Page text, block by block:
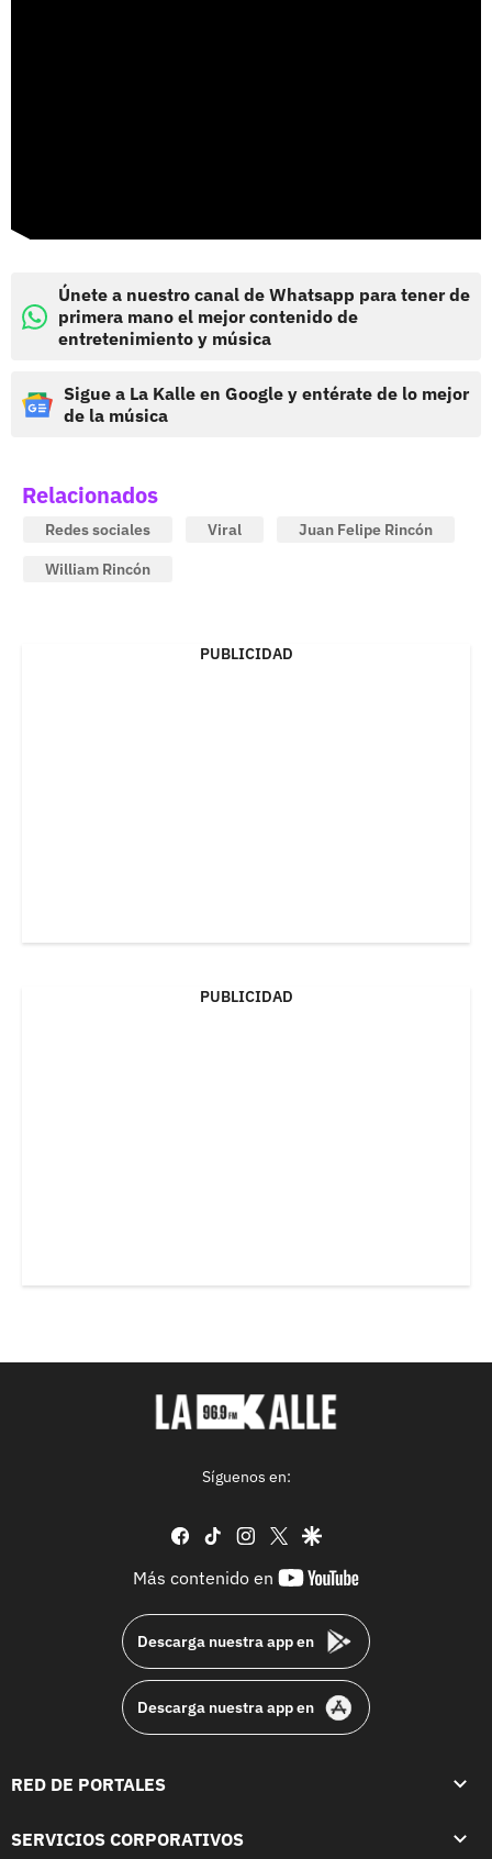
Únete a nuestro canal de Whatsapp para tener de
primera mano el mejor contenido de
entretenimiento y música
Sigue a La Kalle en Google y entérate de lo mejor
de la música
Relacionados
Redes sociales Viral
Juan Felipe Rincón
William Rincón
PUBLICIDAD
PUBLICIDAD
Síguenos en:
facebook
tiktok instagram
twittergoogle
Más contenido en
youtube-
Descarga nuestra app en
Descarga nuestra app en
RED DE PORTALES
SERVICIOS CORPORATIVOS